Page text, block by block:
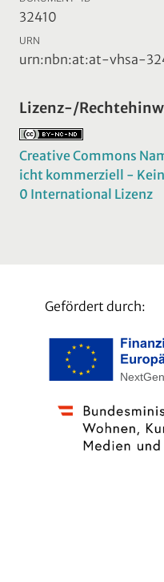
32410
URN
urn:nbn:at:at-vhsa-
Lizenz-/
Creative Commons
icht kommerziell -
0 International Lizenz
Gefördert durch: